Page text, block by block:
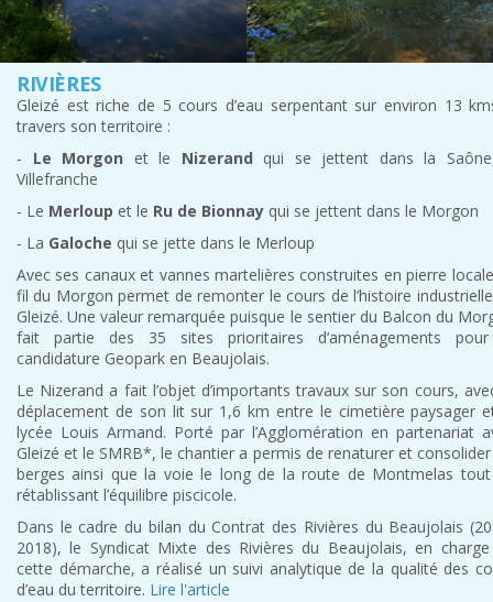
RIVIÈRES
Gleizé est riche de 5 cours d’eau serpentant sur environ 13
travers son territoire :
‐ Le Morgon et le Nizerand qui se jettent dans la
Villefranche
‐ Le Merloup et le Ru de Bionnay qui se jettent dans le Morgon
‐ La Galoche qui se jette dans le Merloup
Avec ses canaux et vannes martelières construites en pierre
fil du Morgon permet de remonter le cours de l’histoire
Gleizé. Une valeur remarquée puisque le sentier du Balcon du
fait partie des 35 sites prioritaires d’aménagements
candidature Geopark en Beaujolais.
Le Nizerand a fait l’objet d’importants travaux sur son cours,
déplacement de son lit sur 1,6 km entre le cimetière paysager
lycée Louis Armand. Porté par l’Agglomération en partenariat
Gleizé et le SMRB*, le chantier a permis de renaturer et
berges ainsi que la voie le long de la route de Montmelas
rétablissant l’équilibre piscicole.
Dans le cadre du bilan du Contrat des Rivières du Beaujolais
2018), le Syndicat Mixte des Rivières du Beaujolais, en
cette démarche, a réalisé un suivi analytique de la qualité des
d’eau du territoire. Lire l'article